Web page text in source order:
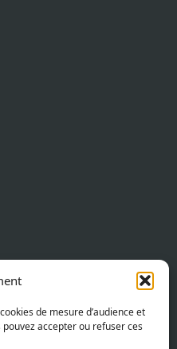
de mesure d’audience et
accepter ou refuser ces